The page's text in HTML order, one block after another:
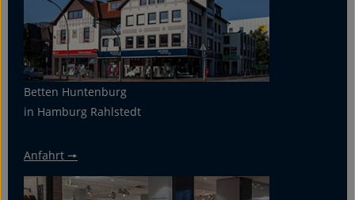
Betten Huntenburg
in Hamburg Rahlstedt
Anfahrt 🠖